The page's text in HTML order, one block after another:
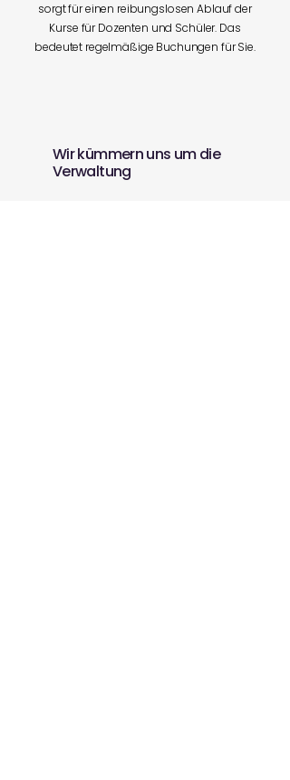
sorgt für einen reibungslosen Ablauf der
Kurse für Dozenten und Schüler. Das
bedeutet regelmäßige Buchungen für Sie.
Wir kümmern uns um die
Verwaltung